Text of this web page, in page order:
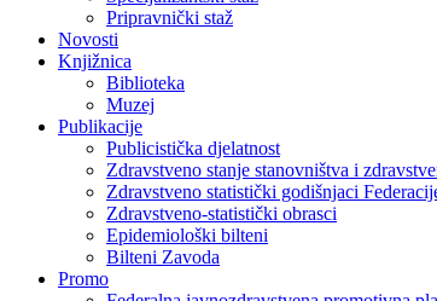
Pripravnički staž
Novosti
Knjižnica
Biblioteka
Muzej
Publikacije
Publicistička djelatnost
Zdravstveno stanje stanovništva i
Zdravstveno statistički godišnjaci
Zdravstveno-statistički obrasci
Epidemiološki bilteni
Bilteni Zavoda
Promo